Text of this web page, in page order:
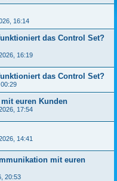
16:14
das Control Set?
16:19
das Control Set?
euren Kunden
17:54
14:41
mit euren
20:53